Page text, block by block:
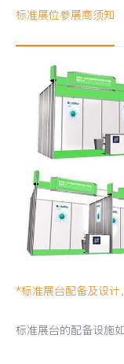
标准展位参展商须知
*标准展台配备及设计，
标准展台的配备设施